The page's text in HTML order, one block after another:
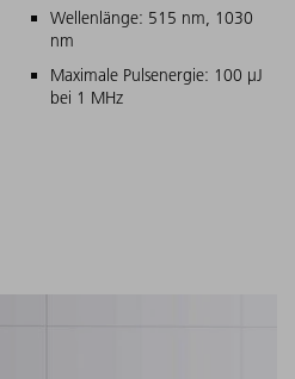
Wellenlänge: 515 nm, 1030
nm
Maximale Pulsenergie: 100 µJ
bei 1 MHz